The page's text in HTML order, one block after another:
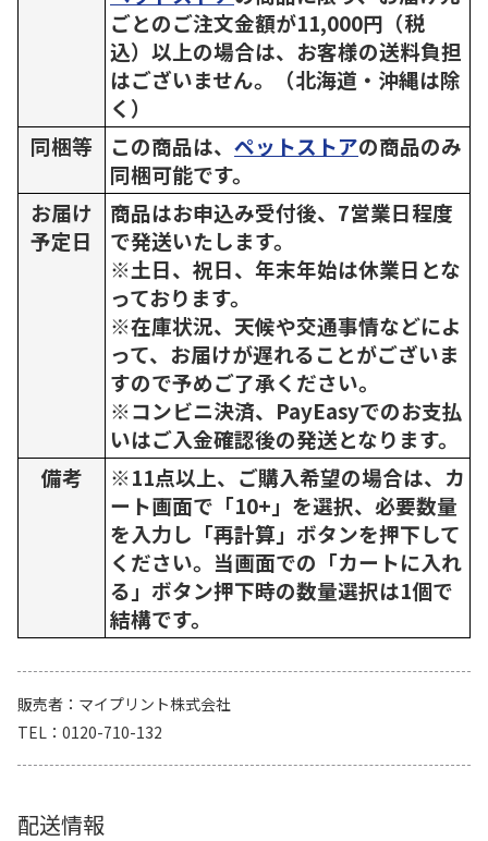
ごとのご注文金額が11,000円（税
込）以上の場合は、お客様の送料負担
はございません。（北海道・沖縄は除
く）
同梱等
この商品は、 ペットストアの商品のみ
同梱可能です。
お届け
予定日
商品はお申込み受付後、7営業日程度
で発送いたします。
※土日、祝日、年末年始は休業日とな
っております。
※在庫状況、天候や交通事情などによ
って、お届けが遅れることがございま
すので予めご了承ください。
※コンビニ決済、PayEasyでのお支払
いはご入金確認後の発送となります。
備考
※11点以上、ご購入希望の場合は、カ
ート画面で「10+」を選択、必要数量
を入力し「再計算」ボタンを押下して
ください。当画面での「カートに入れ
る」ボタン押下時の数量選択は1個で
結構です。
販売者
マイプリント株式会社
TEL
0120-710-132
配送情報